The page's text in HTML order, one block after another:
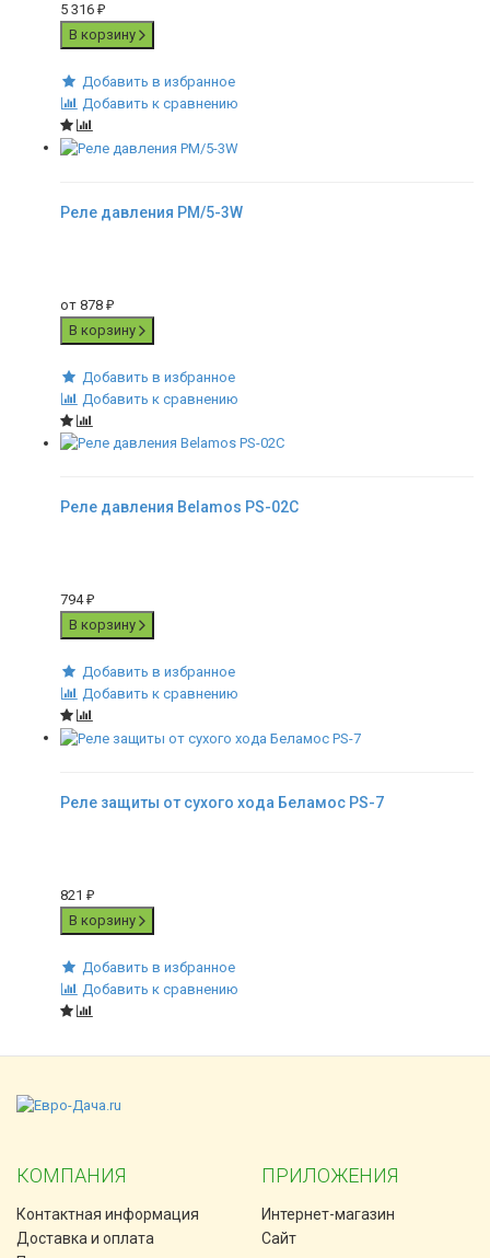
5 316 ₽
В корзину
Добавить в избранное
Добавить к сравнению
Реле давления PM/5-3W
от 878 ₽
В корзину
Добавить в избранное
Добавить к сравнению
Реле давления Belamos PS-02C
794₽
В корзину
Добавить в избранное
Добавить к сравнению
Реле защиты от сухого хода Беламос PS-7
821 ₽
В корзину
Добавить в избранное
Добавить к сравнению
КОМПАНИЯ
Контактная информация
Доставка и оплата
ПРИЛОЖЕНИЯ
Интернет-магазин
Сайт